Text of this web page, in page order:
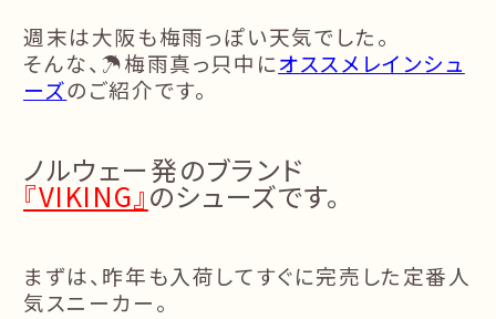
週末は大阪も梅雨っぽい天気でした。
そんな、☂️梅雨真っ只中にオススメレインシュ
ーズのご紹介です。
ノルウェー発のブランド
『VIKING』のシューズです。
まずは、昨年も入荷してすぐに完売した定番人
気スニーカー。